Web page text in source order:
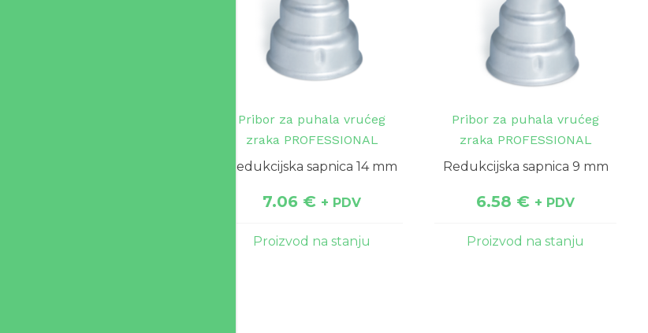
Pribor za puhala vrućeg
zraka PROFESSIONAL
Redukcijska sapnica 14 mm
7.06 € + PDV
Proizvod na stanju
Pribor za puhala vrućeg
zraka PROFESSIONAL
Redukcijska sapnica 9 mm
6.58 € + PDV
Proizvod na stanju